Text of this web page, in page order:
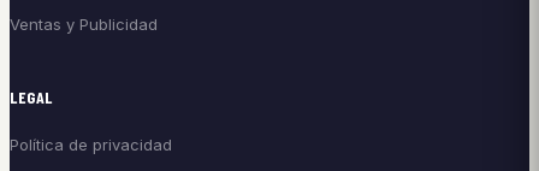
Ventas y Publicidad
LEGAL
Política de privacidad